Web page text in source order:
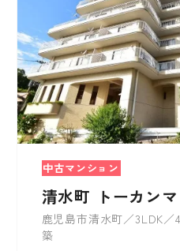
中古マンション
清水町 トーカン
鹿児島市清水町／3LDK／
築